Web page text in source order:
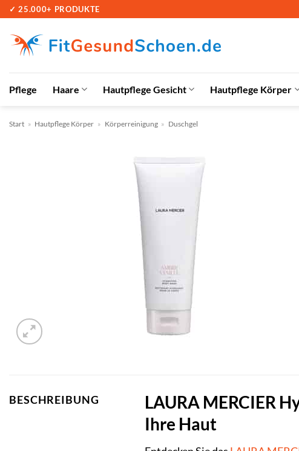
Zum
springen
✓ 25.000+ PRODUKTE
Pflege Haare Hautpflege Gesicht Hautpflege Körper
Start » Hautpflege Körper » Körperreinigung » Duschgel
BESCHREIBUNG
LAURA MERCIER
Ihre Haut